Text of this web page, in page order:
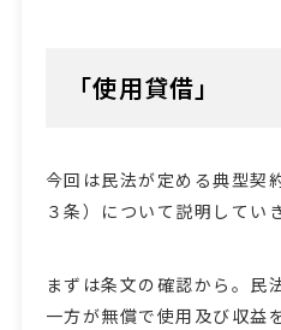
「使用貸借」
今回は民法が定める典型契
３条）について説明してい
まずは条文の確認から。民
一方が無償で使用及び収益